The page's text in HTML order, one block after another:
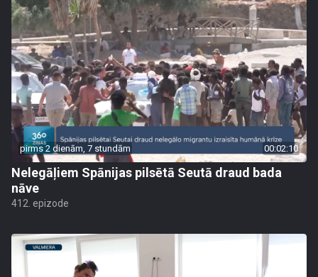
pirms 2 dienām, 7 stundām 00:02:10
Nelegāļiem Spānijas pilsētā Seutā draud bada
nāve
412. epizode